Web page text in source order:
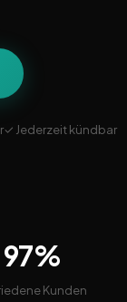
✓ Jederzeit kündbar
97%
Kunden